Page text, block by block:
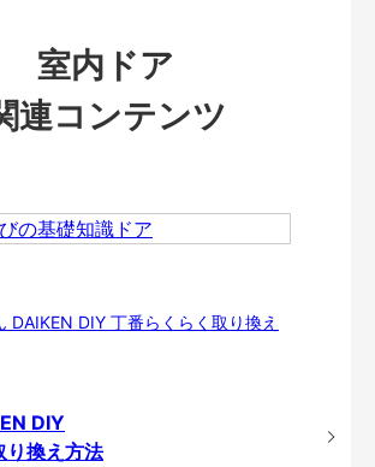
室内ドア
連コンテンツ
DIY
り換え方法